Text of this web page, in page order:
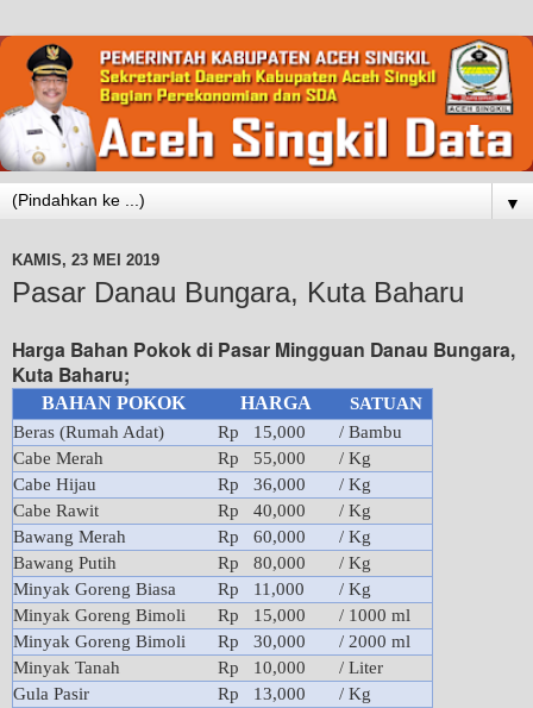
▼
KAMIS, 23 MEI 2019
Pasar Danau Bungara, Kuta Baharu
Harga Bahan Pokok di Pasar Mingguan Danau Bungara,
Kuta Baharu;
BAHAN POKOK HARGA
SATUAN
Beras (Rumah Adat)
Rp 15,000
/ Bambu
Cabe Merah
Rp 55,000
/ Kg
Cabe Hijau
Rp 36,000
/ Kg
Cabe Rawit
Rp 40,000
/ Kg
Bawang Merah
Rp 60,000
/ Kg
Bawang Putih
Rp 80,000
/ Kg
Minyak Goreng Biasa
Rp 11,000
/ Kg
Minyak Goreng Bimoli
Rp 15,000
/ 1000 ml
Minyak Goreng Bimoli
Rp 30,000
/ 2000 ml
Minyak Tanah
Rp 10,000
/ Liter
Gula Pasir
Rp 13,000
/ Kg